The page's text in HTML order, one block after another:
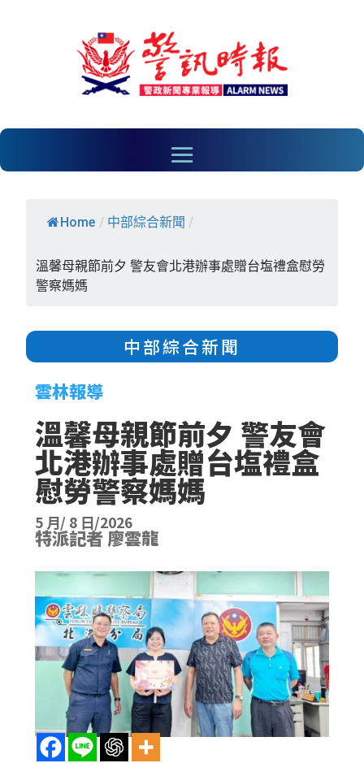
Home / 中部綜合新聞 /
溫馨母親節前夕 警友會北港辦事處贈台塩禮盒慰勞
警察媽媽
中部綜合新聞
雲林報導
溫馨母親節前夕 警友會
北港辦事處贈台塩禮盒
慰勞警察媽媽
5 月/ 8 日/2026
特派記者 廖雲龍